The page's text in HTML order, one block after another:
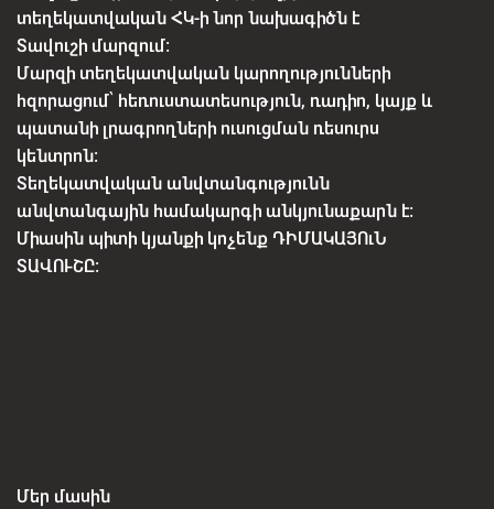
տեղեկատվական ՀԿ-ի նոր նախագիծն է
Տավուշի մարզում:
Մարզի տեղեկատվական կարողությունների
հզորացում՝ հեռուստատեսություն, ռադիո, կայք և
պատանի լրագրողների ուսուցման ռեսուրս
կենտրոն:
Տեղեկատվական անվտանգությունն
անվտանգային համակարգի անկյունաքարն է:
Միասին պիտի կյանքի կոչենք ԴԻՄԱԿԱՅՈւՆ
ՏԱՎՈՒՇԸ:
Մեր մասին